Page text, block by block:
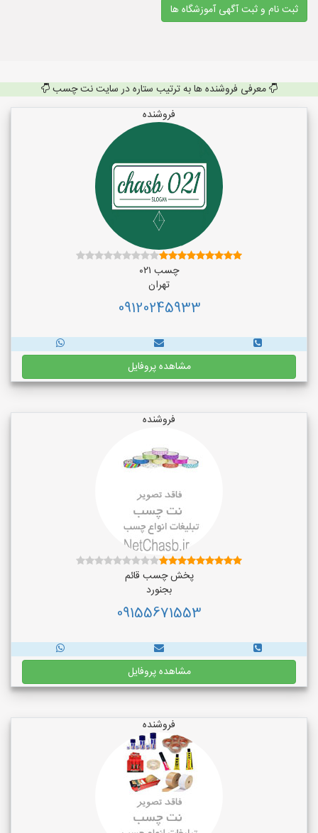
ثبت نام و ثبت آگهی آموزشگاه ها
معرفی فروشنده ها به ترتیب ستاره در سایت نت چسب
فروشنده
چسب ۰۲۱
تهران
09120245933
مشاهده پروفایل
فروشنده
پخش چسب قائم
بجنورد
09155671553
مشاهده پروفایل
فروشنده